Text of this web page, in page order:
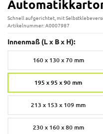
Schnell aufgerichtet, mit
Artikelnummer: A0007987
Innenmaß (L x B x H):
160 x 130 x 70 mm
195 x 95 x 90 mm
213 x 153 x 109 mm
230 x 160 x 80 mm